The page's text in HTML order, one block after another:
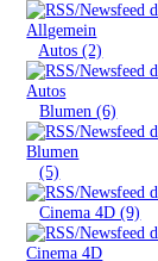
Autos (2)
»Blumen (6)
»(5)
»Cinema 4D (9)